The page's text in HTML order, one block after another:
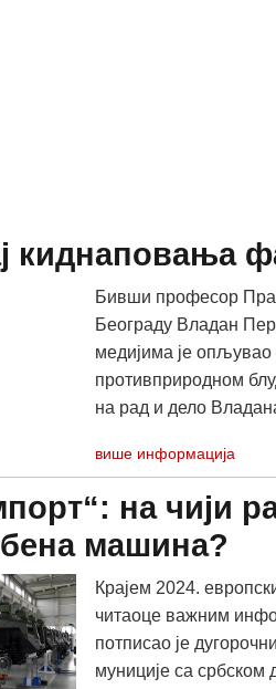
киднаповања
Бивши професор
Београду Владан
медијима је
противприродном
на рад и дело
више информација
на чији
машина?
Крајем 2024.
читаоце важним
потписао је
муниције са србском